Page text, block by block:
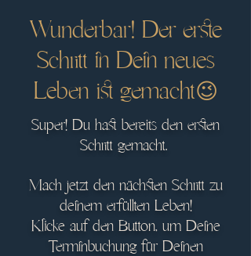
Wunderbar! Der erste
Schritt in Dein neues
Leben ist gemacht😉
Super! Du hast bereits den ersten
Schritt gemacht.
Mach jetzt den nächsten Schritt zu
deinem erfüllten Leben!
Klicke auf den Button, um Deine
Terminbuchung für Deinen